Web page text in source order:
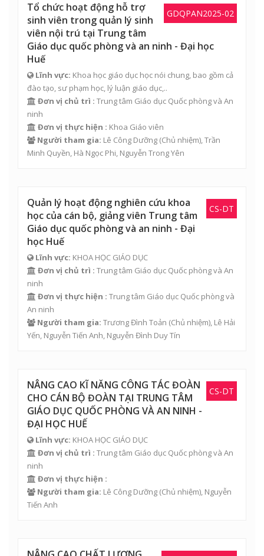
GDQPAN2025-02
Tổ chức hoạt động hỗ trợ
sinh viên trong quản lý sinh
viên nội trú tại Trung tâm
Giáo dục quốc phòng và an ninh - Đại học
Huế
Lĩnh vực: Khoa học giáo dục học nói chung, bao gồm cả
đào tạo, sư phạm học, lý luận giáo dục,..
Đơn vị chủ trì : Trung tâm Giáo dục Quốc phòng và An
ninh
Đơn vị thực hiện : Khoa Giáo viên
Người tham gia: Lê Công Dưỡng (Chủ nhiệm),Trần
Minh Quyền, Hà Ngọc Phi, Nguyễn Trong Yên
CS-DT
Quản lý hoạt động nghiên cứu khoa
học của cán bộ, giảng viên Trung tâm
Giáo dục quốc phòng và an ninh - Đại
học Huế
Lĩnh vực: KHOA HỌC GIÁO DỤC
Đơn vị chủ trì : Trung tâm Giáo dục Quốc phòng và An
ninh
Đơn vị thực hiện : Trung tâm Giáo dục Quốc phòng và
An ninh
Người tham gia: Trương Đình Toản (Chủ nhiệm), Lê Hải
Yến, Nguyễn Tiến Anh, Nguyễn Đình Duy Tín
CS-DT
NÂNG CAO KĨ NĂNG CÔNG TÁC ĐOÀN
CHO CÁN BỘ ĐOÀN TẠI TRUNG TÂM
GIÁO DỤC QUỐC PHÒNG VÀ AN NINH -
ĐẠI HỌC HUẾ
Lĩnh vực: KHOA HỌC GIÁO DỤC
Đơn vị chủ trì : Trung tâm Giáo dục Quốc phòng và An
ninh
Đơn vị thực hiện :
Người tham gia: Lê Công Dưỡng (Chủ nhiệm), Nguyễn
Tiến Anh